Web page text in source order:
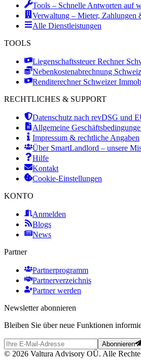
Tools – Schnelle Antworten auf
Verwaltung – Mieter, Zahlungen
Alle Dienstleistungen
TOOLS
Liegenschaftssteuer Rechner
Nebenkostenabrechnung
Renditerechner Schweizer
RECHTLICHES & SUPPORT
Datenschutz nach revDSG und
Allgemeine
Impressum & rechtliche Angaben
Über SmartLandlord – unsere
Hilfe
Kontakt
Cookie-Einstellungen
KONTO
Anmelden
Blogs
News
Partner
Partnerprogramm
Partnerverzeichnis
Partner werden
Newsletter abonnieren
Bleiben Sie über neue Funktionen
Abonnieren
© 2026 Valtura Advisory OÜ. Alle Rechte